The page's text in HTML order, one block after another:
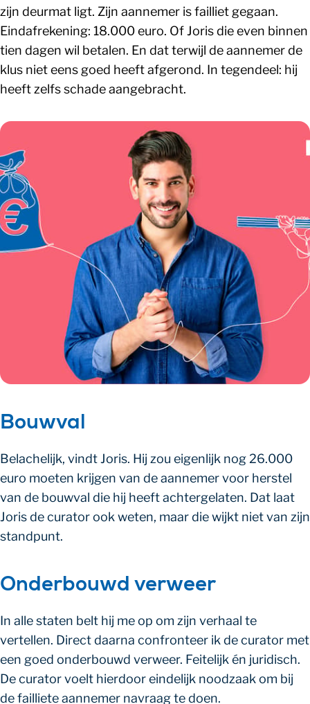
zijn deurmat ligt. Zijn aannemer is failliet gegaan.
Eindafrekening: 18.000 euro. Of Joris die even binnen
tien dagen wil betalen. En dat terwijl de aannemer de
klus niet eens goed heeft afgerond. In tegendeel: hij
heeft zelfs schade aangebracht.
Bouwval
Belachelijk, vindt Joris. Hij zou eigenlijk nog 26.000
euro moeten krijgen van de aannemer voor herstel
van de bouwval die hij heeft achtergelaten. Dat laat
Joris de curator ook weten, maar die wijkt niet van zijn
standpunt.
Onderbouwd verweer
In alle staten belt hij me op om zijn verhaal te
vertellen. Direct daarna confronteer ik de curator met
een goed onderbouwd verweer. Feitelijk én juridisch.
De curator voelt hierdoor eindelijk noodzaak om bij
de failliete aannemer navraag te doen.